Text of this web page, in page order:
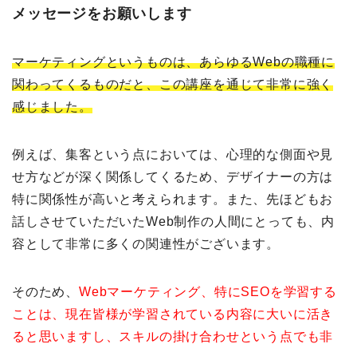
メッセージをお願いします
マーケティングというものは、あらゆるWebの職種に
関わってくるものだと、この講座を通じて非常に強く
感じました。
例えば、集客という点においては、心理的な側面や見
せ方などが深く関係してくるため、デザイナーの方は
特に関係性が高いと考えられます。また、先ほどもお
話しさせていただいたWeb制作の人間にとっても、内
容として非常に多くの関連性がございます。
そのため、 Webマーケティング、特にSEOを学習する
ことは、現在皆様が学習されている内容に大いに活き
ると思いますし、スキルの掛け合わせという点でも非